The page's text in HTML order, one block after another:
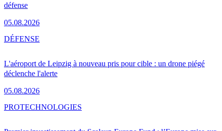
défense
05.08.2026
L'aéroport de Leipzig à nouveau pris pour cible : un drone piégé
déclenche l'alerte
05.08.2026
DÉFENSE
PROTECHNOLOGIES